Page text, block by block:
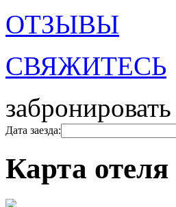
ОТЗЫВЫ
СВЯЖИТЕСЬ
забронировать
Дата заезда:
Карта отеля